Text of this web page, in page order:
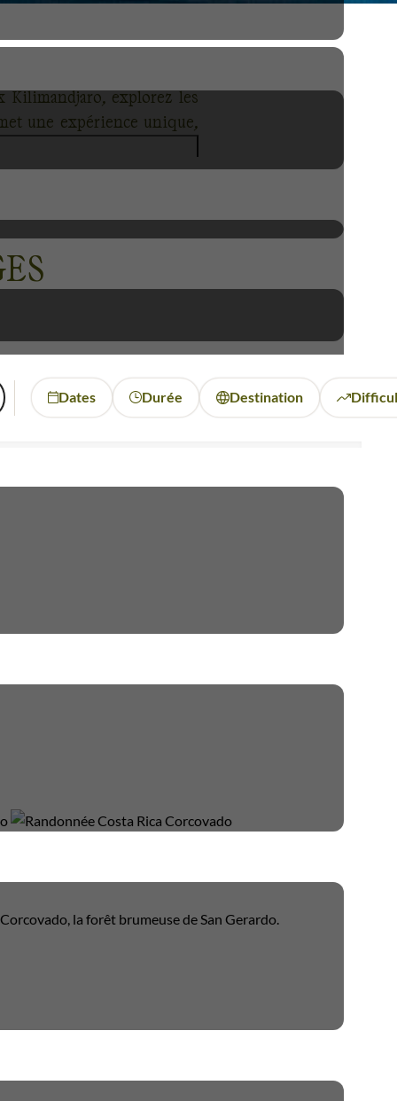
Kilimandjaro, explorez les
une expérience unique,
et d'aventure offrent
Dates Durée Destination
la forêt brumeuse de San Gerardo.